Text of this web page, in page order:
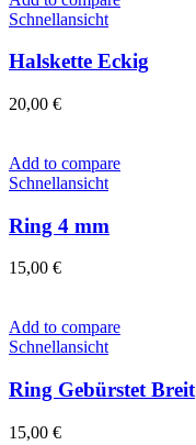
Schnellansicht
Halskette Eckig
20,00 €
Add to compare
Schnellansicht
Ring 4 mm
15,00 €
Add to compare
Schnellansicht
Ring Gebürstet Breit
15,00 €